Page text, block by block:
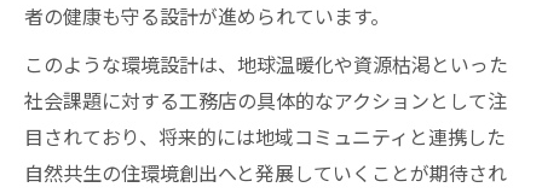
者の健康も守る設計が進められています。
このような環境設計は、地球温暖化や資源枯渇といった
社会課題に対する工務店の具体的なアクションとして注
目されており、将来的には地域コミュニティと連携した
自然共生の住環境創出へと発展していくことが期待され